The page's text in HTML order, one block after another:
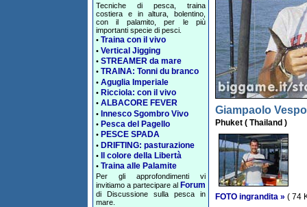
Tecniche di pesca, traina
costiera e in altura, bolentino,
con il palamito, per le più
importanti specie di pesci.
• Traina con il vivo
• Vertical Jigging
• STREAMER da mare
• TRAINA: Tonni du branco
• Aguglia Imperiale
• Ricciola: con il vivo
• ALBACORE FEVER
• Innesco Sgombro Vivo
• Pesca del Pagello
• PESCE SPADA
• DRIFTING: pasturazione
• Il colore della Libertà
• Traina alle Palamite
Per gli approfondimenti vi
invitiamo a partecipare al Forum
di Discussione sulla pesca in
mare.
Giampaolo
Phuket ( Thailand )
FOTO ingrandita » ( 74